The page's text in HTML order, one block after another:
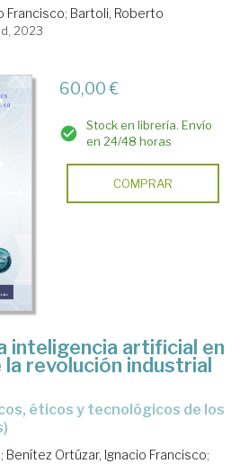
Francisco; Bartoli, Roberto
2023
60,00 €
Stock en librería. Envío
en 24/48 horas
COMPRAR
inteligencia artificial en
la revolución industrial
; Benítez Ortúzar, Ignacio Francisco;